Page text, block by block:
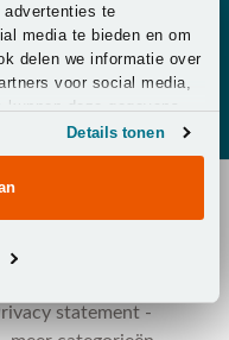
advertenties te
media te bieden en om
delen we informatie over
voor social media,
deze gegevens
u aan ze heeft verstrekt
uw gebruik van hun
Details tonen
Tuinmeubelen -
statement-